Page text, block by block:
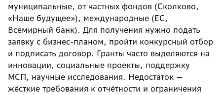
муниципальные, от частных фондов (Сколково,
«Наше будущее»), международные (ЕС,
Всемирный банк). Для получения нужно подать
заявку с бизнес-планом, пройти конкурсный отбор
и подписать договор. Гранты часто выделяются на
инновации, социальные проекты, поддержку
МСП, научные исследования. Недостаток —
жёсткие требования к отчётности и ограничения